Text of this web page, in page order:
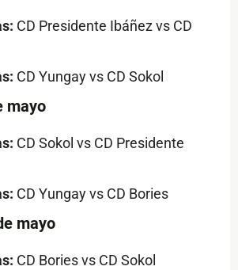
CD Presidente Ibáñez vs CD
CD Yungay vs CD Sokol
mayo
CD Sokol vs CD Presidente
CD Yungay vs CD Bories
mayo
CD Bories vs CD Sokol